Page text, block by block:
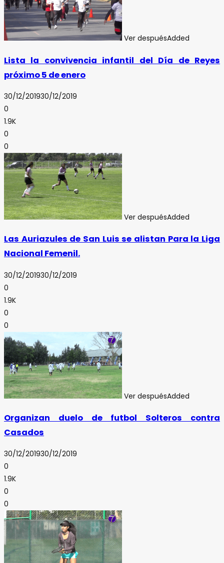
Ver despuésAdded
Lista la convivencia infantil del Día de Reyes
próximo 5 de enero
30/12/201930/12/2019
0
1.9K
0
0
Ver despuésAdded
Las Auriazules de San Luis se alistan Para la Liga
Nacional Femenil.
30/12/201930/12/2019
0
1.9K
0
0
Ver despuésAdded
Organizan duelo de futbol Solteros contra
Casados
30/12/201930/12/2019
0
1.9K
0
0